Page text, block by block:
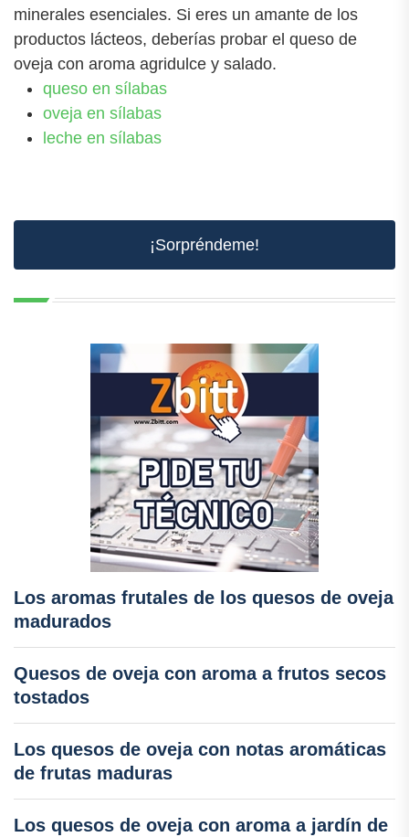
minerales esenciales. Si eres un amante de los
productos lácteos, deberías probar el queso de
oveja con aroma agridulce y salado.
queso en sílabas
oveja en sílabas
leche en sílabas
¡Sorpréndeme!
Los aromas frutales de los quesos de oveja
madurados
Quesos de oveja con aroma a frutos secos
tostados
Los quesos de oveja con notas aromáticas
de frutas maduras
Los quesos de oveja con aroma a jardín de